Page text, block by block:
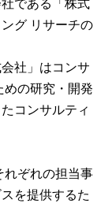
である「株式
グ リサーチの
社」はコンサ
めの研究・開発
コンサルティ
れぞれの担当事
を提供するた